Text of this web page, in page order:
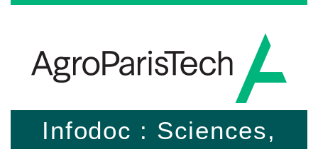
Powered by Translate
Infodoc : Sciences,